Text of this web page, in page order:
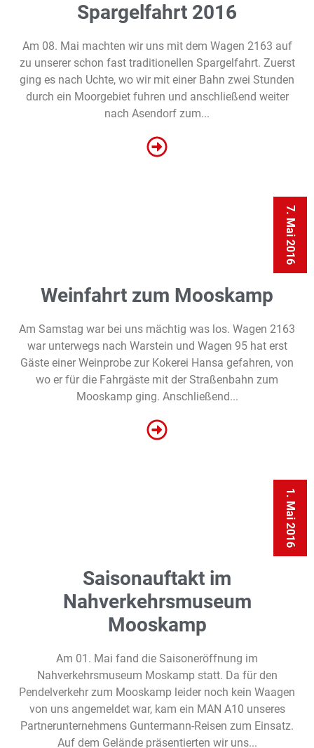
Spargelfahrt 2016
Am 08. Mai machten wir uns mit dem Wagen 2163 auf
zu unserer schon fast traditionellen Spargelfahrt. Zuerst
ging es nach Uchte, wo wir mit einer Bahn zwei Stunden
durch ein Moorgebiet fuhren und anschließend weiter
nach Asendorf zum...
7. Mai 2016
Weinfahrt zum Mooskamp
Am Samstag war bei uns mächtig was los. Wagen 2163
war unterwegs nach Warstein und Wagen 95 hat erst
Gäste einer Weinprobe zur Kokerei Hansa gefahren, von
wo er für die Fahrgäste mit der Straßenbahn zum
Mooskamp ging. Anschließend...
1. Mai 2016
Saisonauftakt im
Nahverkehrsmuseum
Mooskamp
Am 01. Mai fand die Saisoneröffnung im
Nahverkehrsmuseum Moskamp statt. Da für den
Pendelverkehr zum Mooskamp leider noch kein Waagen
von uns angemeldet war, kam ein MAN A10 unseres
Partnerunternehmens Guntermann-Reisen zum Einsatz.
Auf dem Gelände präsentierten wir uns...